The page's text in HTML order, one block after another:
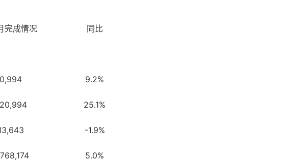
完成情况 同比
9.2%
25.1%
-1.9%
5.0%